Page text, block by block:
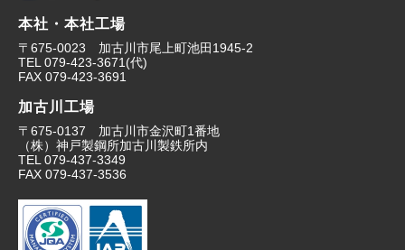
本社・本社工場
〒675-0023 加古川市尾上町池田1945-2
TEL 079-423-3671 (代)
FAX 079-423-3691
加古川工場
〒675-0137 加古川市金沢町1番地
（株）神戸製鋼所加古川製鉄所内
TEL 079-437-3349
FAX 079-437-3536